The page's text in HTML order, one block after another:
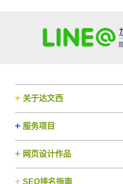
关于达文西
服务项目
网页设计作品
SEO排名指南